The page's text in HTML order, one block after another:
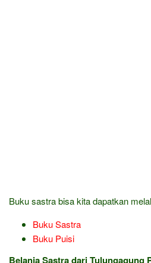
Buku sastra bisa kita dapatkan
Buku Sastra
Buku Puisi
Belanja Sastra dari Tulungagung